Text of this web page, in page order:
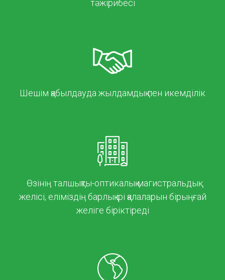
тәжірибесі
Шешім қабылдауда жылдамдық пен икемділік
Өзінің талшықты-оптикалық магистральдық
желісі, еліміздің барлық ірі қалаларын бірыңғай
желіге біріктіреді